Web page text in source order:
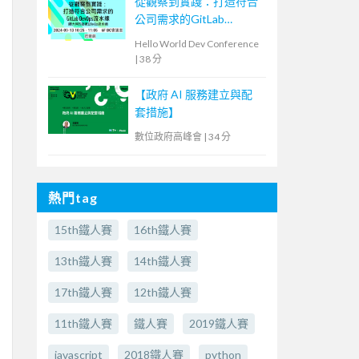
公司需求的GitLab
Hello World Dev Conference
| 38 分
【政府 AI 服務建立與配
套措施】
數位政府高峰會 | 34 分
熱門tag
15th鐵人賽 16th鐵人賽
13th鐵人賽 14th鐵人賽
17th鐵人賽 12th鐵人賽
11th鐵人賽 鐵人賽 2019鐵人賽
javascript 2018鐵人賽 python